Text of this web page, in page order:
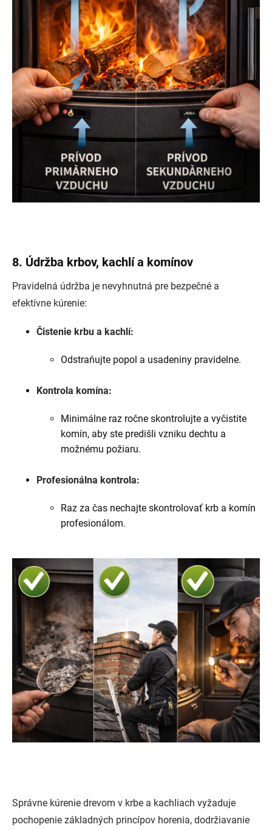
8. Údržba krbov, kachlí a komínov
Pravidelná údržba je nevyhnutná pre bezpečné a
efektívne kúrenie:
Čistenie krbu a kachlí:
Odstraňujte popol a usadeniny pravidelne.
Kontrola komína:
Minimálne raz ročne skontrolujte a vyčistite
komín, aby ste predišli vzniku dechtu a
možnému požiaru.
Profesionálna kontrola:
Raz za čas nechajte skontrolovať krb a komín
profesionálom.
Správne kúrenie drevom v krbe a kachliach vyžaduje
pochopenie základných princípov horenia, dodržiavanie